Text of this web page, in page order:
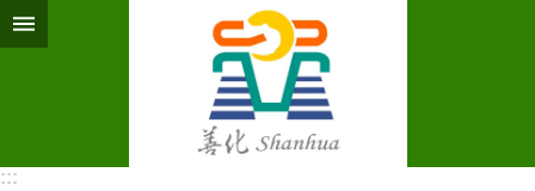
跳到主要內容區塊
:::